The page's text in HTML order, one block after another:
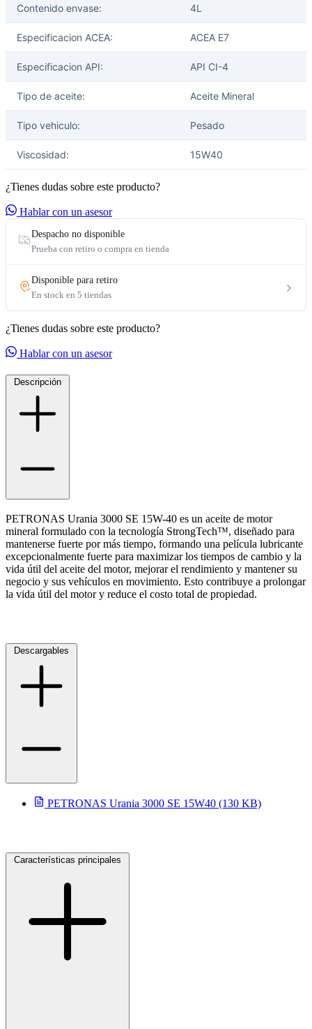
Contenido envase: 4L
Especificacion ACEA: ACEA E7
Especificacion API: API CI-4
Tipo de aceite: Aceite Mineral
Tipo vehiculo: Pesado
Viscosidad: 15W40
¿Tienes dudas sobre este producto?
Hablar con un asesor
¿Tienes dudas sobre este producto?
Hablar con un asesor
Descripción
PETRONAS Urania 3000 SE 15W-40 es un aceite de motor
mineral formulado con la tecnología StrongTech™, diseñado para
mantenerse fuerte por más tiempo, formando una película lubricante
excepcionalmente fuerte para maximizar los tiempos de cambio y la
vida útil del aceite del motor, mejorar el rendimiento y mantener su
negocio y sus vehículos en movimiento. Esto contribuye a prolongar
la vida útil del motor y reduce el costo total de propiedad.
Descargables
PETRONAS Urania 3000 SE 15W40 (130 KB)
Características principales